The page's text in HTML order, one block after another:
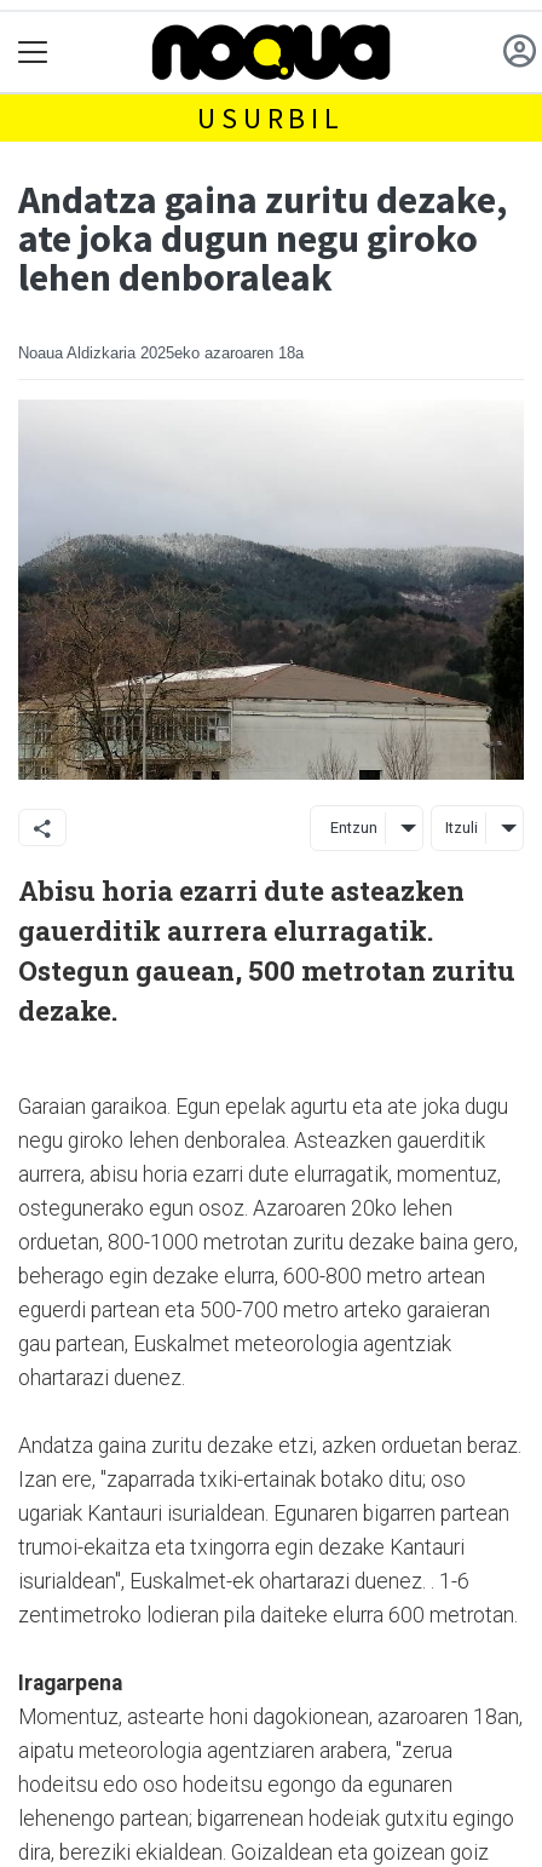
USURBIL
Andatza gaina zuritu dezake,
ate joka dugun negu giroko
lehen denboraleak
Noaua Aldizkaria 2025eko azaroaren 18a
Entzun Itzuli
Abisu horia ezarri dute asteazken
gauerditik aurrera elurragatik.
Ostegun gauean, 500 metrotan zuritu
dezake.
Garaian garaikoa. Egun epelak agurtu eta ate joka dugu
negu giroko lehen denboralea. Asteazken gauerditik
aurrera, abisu horia ezarri dute elurragatik, momentuz,
ostegunerako egun osoz. Azaroaren 20ko lehen
orduetan, 800-1000 metrotan zuritu dezake baina gero,
beherago egin dezake elurra, 600-800 metro artean
eguerdi partean eta 500-700 metro arteko garaieran
gau partean, Euskalmet meteorologia agentziak
ohartarazi duenez.
Andatza gaina zuritu dezake etzi, azken orduetan beraz.
Izan ere, "zaparrada txiki-ertainak botako ditu; oso
ugariak Kantauri isurialdean. Egunaren bigarren partean
trumoi-ekaitza eta txingorra egin dezake Kantauri
isurialdean", Euskalmet-ek ohartarazi duenez. . 1-6
zentimetroko lodieran pila daiteke elurra 600 metrotan.
Iragarpena
Momentuz, astearte honi dagokionean, azaroaren 18an,
aipatu meteorologia agentziaren arabera, "zerua
hodeitsu edo oso hodeitsu egongo da egunaren
lehenengo partean; bigarrenean hodeiak gutxitu egingo
dira, bereziki ekialdean. Goizaldean eta goizean goiz